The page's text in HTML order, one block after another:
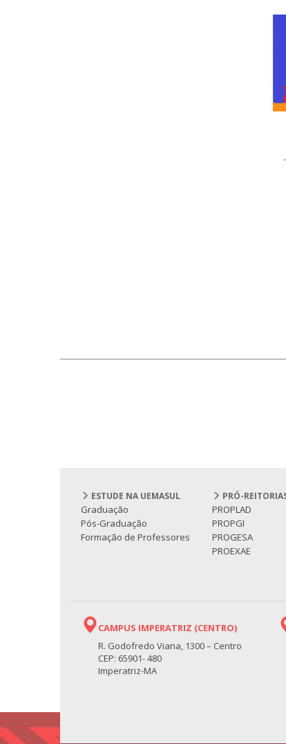
ESTUDE NA UEMASUL
Graduação
Pós-Graduação
Formação de Professores
PRÓ-
PROPLAD
PROPGI
PROGESA
PROEXAE
CAMPUS IMPERATRIZ (CENTRO)
R. Godofredo Viana, 1300 – Centro
CEP: 65901- 480
Imperatriz-MA